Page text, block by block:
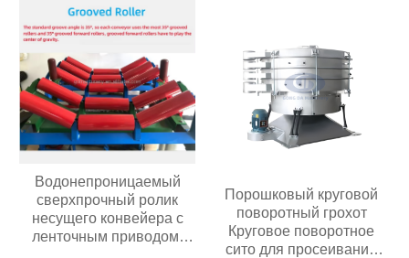
ископаемыхВысокочастотные
вибрационные грохоты со
стабильной
производительностью
Долговечные грохоты для
добычи полезных
ископаемых
Водонепроницаемый
сверхпрочный ролик
несущего конвейера с
ленточным приводом,
Порошковый круговой
поворотный грохот
Круговое поворотное
сито для просеивания